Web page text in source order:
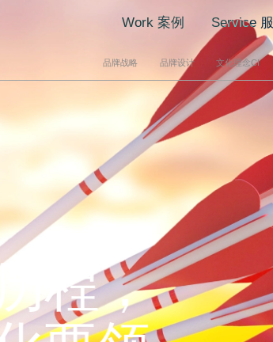
Work 案例 Service
画册设计
海报设计
包装设计
广告创意设计
推广物料设计
品牌
连锁
导视
展会
纳真诚的
服务
能助力提升品牌势能，给品牌带来持续增长！
品牌战略 品牌设计 文化理念CI